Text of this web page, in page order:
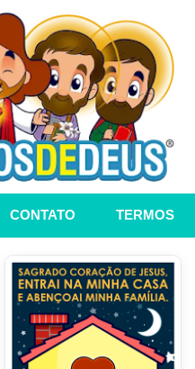
CONTATO TERMOS